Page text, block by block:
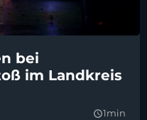
bei
im Landkreis
query_builder1min